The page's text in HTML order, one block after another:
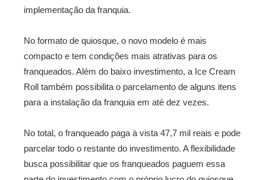
implementação da franquia.
No formato de quiosque, o novo modelo é mais
compacto e tem condições mais atrativas para os
franqueados. Além do baixo investimento, a Ice Cream
Roll também possibilita o parcelamento de alguns itens
para a instalação da franquia em até dez vezes.
No total, o franqueado paga à vista 47,7 mil reais e pode
parcelar todo o restante do investimento. A flexibilidade
busca possibilitar que os franqueados paguem essa